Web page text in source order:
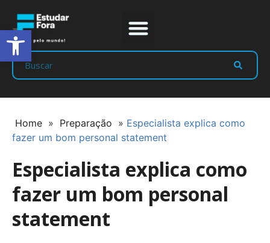
Home » Preparação » Especialista explica como
fazer um bom personal statement
Especialista explica como
fazer um bom personal
statement
Abrir a barra de ferramentas